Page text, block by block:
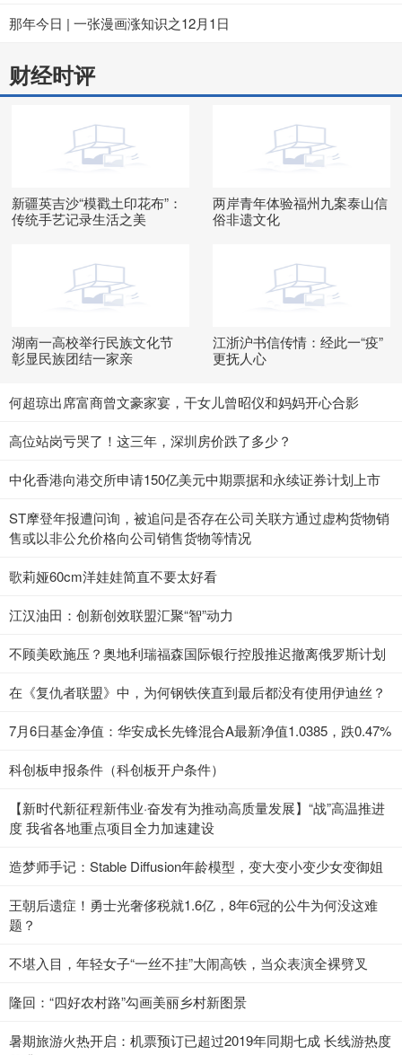
那年今日 | 一张漫画涨知识之12月1日
财经时评
新疆英吉沙“模戳土印花布”：
传统手艺记录生活之美
两岸青年体验福州九案泰山信
俗非遗文化
湖南一高校举行民族文化节
彰显民族团结一家亲
江浙沪书信传情：经此一“疫”
更抚人心
何超琼出席富商曾文豪家宴，干女儿曾昭仪和妈妈开心合影
高位站岗亏哭了！这三年，深圳房价跌了多少？
中化香港向港交所申请150亿美元中期票据和永续证券计划上市
ST摩登年报遭问询，被追问是否存在公司关联方通过虚构货物销
售或以非公允价格向公司销售货物等情况
歌莉娅60cm洋娃娃简直不要太好看
江汉油田：创新创效联盟汇聚“智”动力
不顾美欧施压？奥地利瑞福森国际银行控股推迟撤离俄罗斯计划
在《复仇者联盟》中，为何钢铁侠直到最后都没有使用伊迪丝？
7月6日基金净值：华安成长先锋混合A最新净值1.0385，跌0.47%
科创板申报条件（科创板开户条件）
【新时代新征程新伟业·奋发有为推动高质量发展】“战”高温推进
度 我省各地重点项目全力加速建设
造梦师手记：Stable Diffusion年龄模型，变大变小变少女变御姐
王朝后遗症！勇士光奢侈税就1.6亿，8年6冠的公牛为何没这难
题？
不堪入目，年轻女子“一丝不挂”大闹高铁，当众表演全裸劈叉
隆回：“四好农村路”勾画美丽乡村新图景
暑期旅游火热开启：机票预订已超过2019年同期七成 长线游热度